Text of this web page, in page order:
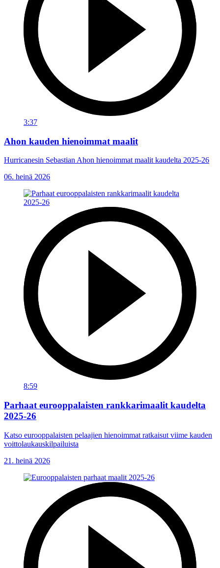
3:37
Ahon kauden hienoimmat maalit
Hurricanesin Sebastian Ahon hienoimmat maalit kaudelta 2025-26
06. heinä 2026
8:59
Parhaat eurooppalaisten rankkarimaalit kaudelta
2025-26
Katso eurooppalaisten pelaajien hienoimmat ratkaisut viime kauden
voittolaukauskilpailuista
21. heinä 2026